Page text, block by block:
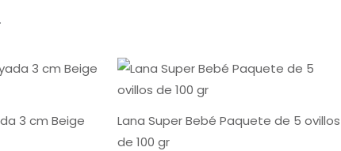
3 cm Beige
Lana Super Bebé Paquete de 5 ovillos
de 100 gr
Rango
de
$0.00
hasta